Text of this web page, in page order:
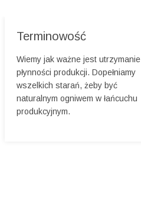
Terminowość
Wiemy jak ważne jest utrzymanie
płynności produkcji. Dopełniamy
wszelkich starań, żeby być
naturalnym ogniwem w łańcuchu
produkcyjnym.